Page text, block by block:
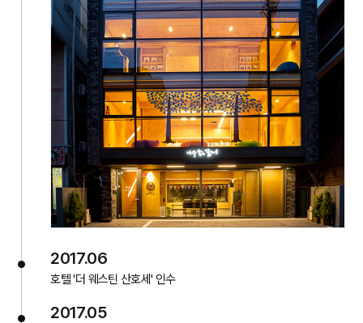
2017.06
호텔 '더 웨스틴 산호세' 인수
2017.05